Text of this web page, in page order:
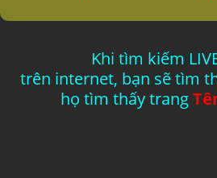
Khi tìm kiếm
trên internet, bạn sẽ tìm
họ tìm thấy trang